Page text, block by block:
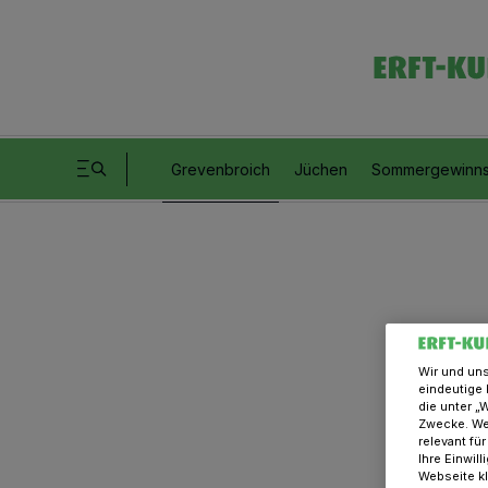
Grevenbroich Jüchen
Wir und
eindeutige
die unter
Zwecke.
relevant
Ihre
Webseite